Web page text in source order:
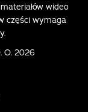
wideo
części wymaga
O. 2026